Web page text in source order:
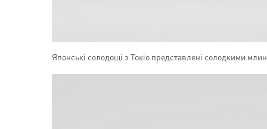
Японські солодощі з Токіо представлені солодкими